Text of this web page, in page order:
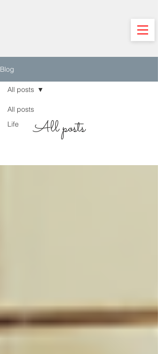
Blog
All posts
Life
All posts
All posts